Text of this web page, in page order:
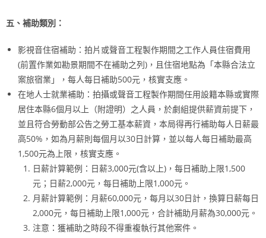
五、補助類別 ：
影視音住宿補助：拍片或聲音工程製作期間之工作人員住宿費用
(前置作業如勘景期間不在補助之列)，且住宿地點為「本縣合法立
案旅宿業」，每人每日補助500元，核實支應。
在地人士就業補助：拍攝或聲音工程製作期間任用設籍本縣或實際
居住本縣6個月以上（附證明）之人員，於劇組提供薪資前提下，
並且符合勞動部公告之勞工基本薪資，本局得再行補助每人日薪最
高50%，如為月薪則每個月以30日計算，並以每人每日補助最高
1,500元為上限，核實支應。
日薪計算範例：日薪3,000元(含以上)，每日補助上限1,500
元；日薪2,000元，每日補助上限1,000元。
月薪計算範例：月薪60,000元，每月以30日計，換算日薪每日
2,000元，每日補助上限1,000元，合計補助月薪為30,000元。
注意：獲補助之時段不得重複執行其他案件。